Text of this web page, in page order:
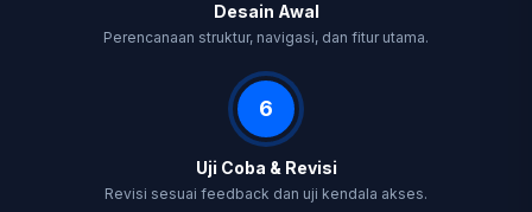
Desain Awal
Perencanaan struktur, navigasi, dan fitur utama.
6
Uji Coba & Revisi
Revisi sesuai feedback dan uji kendala akses.